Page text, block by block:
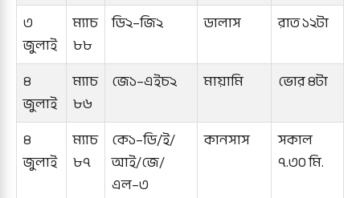
৩
জুলাই
ম্যাচ
৮৮
ডি২–জি২ ডালাস রাত ১২টা
৪
জুলাই
ম্যাচ
৮৬
জে১–এইচ২ মায়ামি ভোর ৪টা
৪
জুলাই
ম্যাচ
৮৭
কে১–ডি/ই/
আই/জে/
এল–৩
কানসাস
সকাল
৭.৩০ মি.